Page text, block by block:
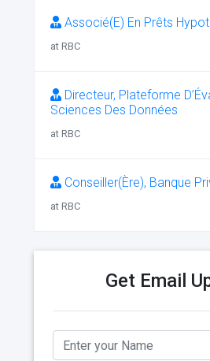
Associé(E) En Prêts
at RBC
Directeur, Plateforme
Sciences Des Données
at RBC
Conseiller(Ère), Banque
at RBC
Get Email